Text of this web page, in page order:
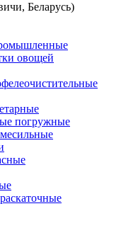
Беларусь)
овощей
погружные